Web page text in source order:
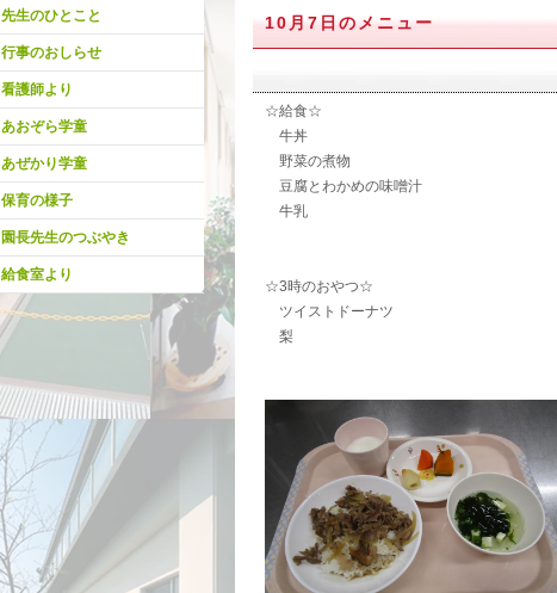
先生のひとこと
行事のおしらせ
看護師より
あおぞら学童
あぜかり学童
保育の様子
園長先生のつぶやき
給食室より
10月7日のメニュー
☆給食☆
牛丼
野菜の煮物
豆腐とわかめの味噌汁
牛乳
☆3時のおやつ☆
ツイストドーナツ
梨